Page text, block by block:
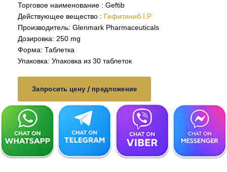
Торговое наименование : Geftib
Действующее вещество : Гефитиниб I.P
Производитель: Glenmark Pharmaceuticals
Дозировка: 250 mg
Форма: Таблетка
Упаковка: Упаковка из 30 таблеток
Запросить цену / предложение